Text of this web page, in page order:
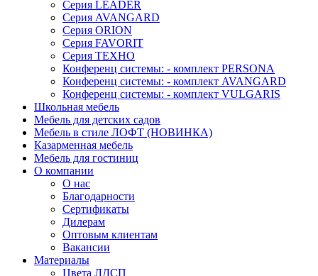
Серия LEADER
Серия AVANGARD
Серия ORION
Серия FAVORIT
Серия ТЕХНО
Конференц системы: - комплект PERSONA
Конференц системы: - комплект AVANGARD
Конференц системы: - комплект VULGARIS
Школьная мебель
Мебель для детских садов
Мебель в стиле ЛОФТ (НОВИНКА)
Казарменная мебель
Мебель для гостиниц
О компании
О нас
Благодарности
Сертификаты
Дилерам
Оптовым клиентам
Вакансии
Материалы
Цвета ЛДСП